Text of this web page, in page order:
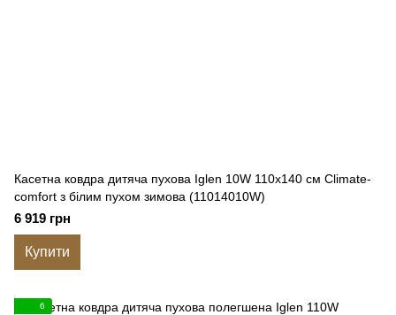
Касетна ковдра дитяча пухова Iglen 10W 110x140 см Climate-
comfort з білим пухом зимова (11014010W)
6 919 грн
Купити
6